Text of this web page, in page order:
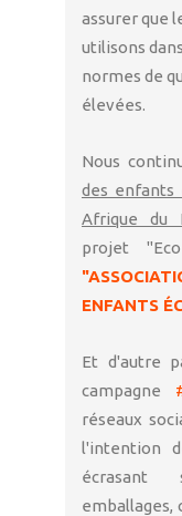
assurer que
utilisons
normes de
élevées.
Nous
des enfants
Afrique du
projet
ENFANTS
Et d'autre
campagne
réseaux
l'intention
écrasant
emballages,